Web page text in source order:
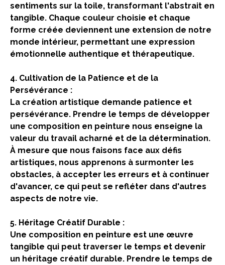
sentiments sur la toile, transformant l'abstrait en
tangible. Chaque couleur choisie et chaque
forme créée deviennent une extension de notre
monde intérieur, permettant une expression
émotionnelle authentique et thérapeutique.
4. Cultivation de la Patience et de la
Persévérance :
La création artistique demande patience et
persévérance. Prendre le temps de développer
une composition en peinture nous enseigne la
valeur du travail acharné et de la détermination.
À mesure que nous faisons face aux défis
artistiques, nous apprenons à surmonter les
obstacles, à accepter les erreurs et à continuer
d'avancer, ce qui peut se refléter dans d'autres
aspects de notre vie.
5. Héritage Créatif Durable :
Une composition en peinture est une œuvre
tangible qui peut traverser le temps et devenir
un héritage créatif durable. Prendre le temps de